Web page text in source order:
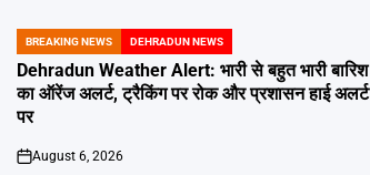
POSTED
IN
BREAKING NEWS DEHRADUN NEWS
Dehradun Weather Alert: भारी से बहुत भारी बारिश
का ऑरेंज अलर्ट, ट्रैकिंग पर रोक और प्रशासन हाई अलर्ट
पर
on
August 6, 2026